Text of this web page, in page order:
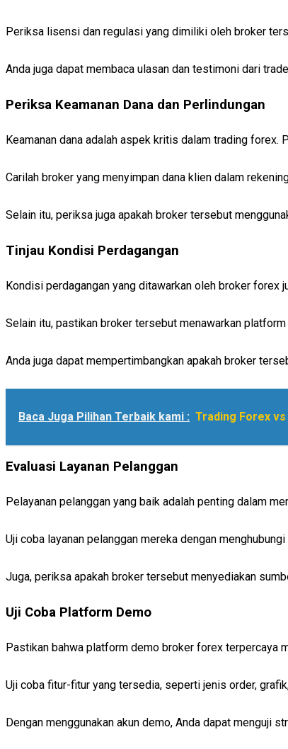
Periksa lisensi dan regulasi yang dimiliki oleh broker
Anda juga dapat membaca ulasan dan testimoni dari
Periksa Keamanan Dana dan Perlindungan
Keamanan dana adalah aspek kritis dalam trading forex.
Carilah broker yang menyimpan dana klien dalam
Selain itu, periksa juga apakah broker tersebut
Tinjau Kondisi Perdagangan
Kondisi perdagangan yang ditawarkan oleh broker forex
Selain itu, pastikan broker tersebut menawarkan
Anda juga dapat mempertimbangkan apakah broker
Baca Juga Pilihan Terbaik kami : Trading Forex
Evaluasi Layanan Pelanggan
Pelayanan pelanggan yang baik adalah penting dalam
Uji coba layanan pelanggan mereka dengan
Juga, periksa apakah broker tersebut menyediakan
Uji Coba Platform Demo
Pastikan bahwa platform demo broker forex terpercaya
Uji coba fitur-fitur yang tersedia, seperti jenis order,
Dengan menggunakan akun demo, Anda dapat menguji